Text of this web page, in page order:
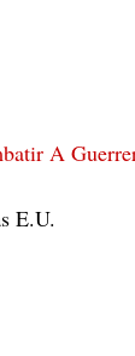
A
E.U.